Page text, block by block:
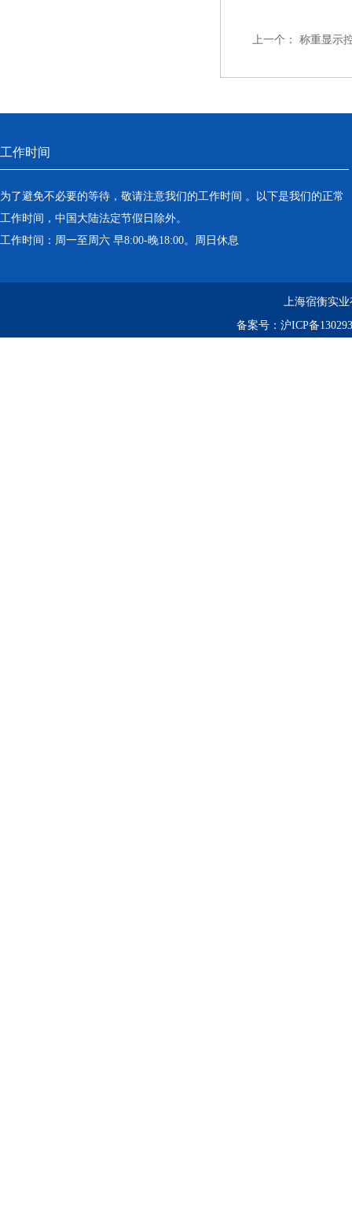
上一个： 称重显示
工作时间
为了避免不必要的等待，敬请注意我们的工作时间 。以下是我们的正常
工作时间，中国大陆法定节假日除外。
工作时间：周一至周六 早8:00-晚18:00。周日休息
上海宿衡实
备案号： 沪ICP备